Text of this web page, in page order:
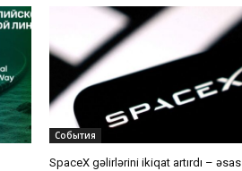
События
SpaceX gəlirlərini ikiqat artırdı – əsas